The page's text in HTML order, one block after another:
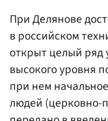
При Делянове
в российском
открыт целый ряд
высокого уровня
при нем
людей (церковно-